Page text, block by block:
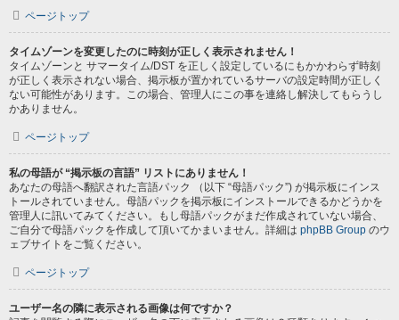
ページトップ
タイムゾーンを変更したのに時刻が正しく表示されません！
タイムゾーンと サマータイム/DST を正しく設定しているにもかかわらず時刻
が正しく表示されない場合、掲示板が置かれているサーバの設定時間が正しく
ない可能性があります。この場合、管理人にこの事を連絡し解決してもらうし
かありません。
ページトップ
私の母語が “掲示板の言語” リストにありません！
あなたの母語へ翻訳された言語パック （以下 “母語パック”) が掲示板にインス
トールされていません。母語パックを掲示板にインストールできるかどうかを
管理人に訊いてみてください。もし母語パックがまだ作成されていない場合、
ご自分で母語パックを作成して頂いてかまいません。詳細は phpBB Group のウ
ェブサイトをご覧ください。
ページトップ
ユーザー名の隣に表示される画像は何ですか？